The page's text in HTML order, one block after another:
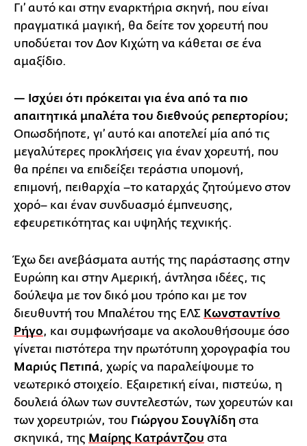
Γι’ αυτό και στην εναρκτήρια σκηνή, που είναι
πραγματικά μαγική, θα δείτε τον χορευτή που
υποδύεται τον Δον Κιχώτη να κάθεται σε ένα
αμαξίδιο.
— Ισχύει ότι πρόκειται για ένα από τα πιο
απαιτητικά μπαλέτα του διεθνούς ρεπερτορίου;
Οπωσδήποτε, γι’ αυτό και αποτελεί μία από τις
μεγαλύτερες προκλήσεις για έναν χορευτή, που
θα πρέπει να επιδείξει τεράστια υπομονή,
επιμονή, πειθαρχία –το καταρχάς ζητούμενο στον
χορό– και έναν συνδυασμό έμπνευσης,
εφευρετικότητας και υψηλής τεχνικής.
Έχω δει ανεβάσματα αυτής της παράστασης στην
Ευρώπη και στην Αμερική, άντλησα ιδέες, τις
δούλεψα με τον δικό μου τρόπο και με τον
διευθυντή του Μπαλέτου της ΕΛΣ Κωνσταντίνο
Ρήγο, και συμφωνήσαμε να ακολουθήσουμε όσο
γίνεται πιστότερα την πρωτότυπη χορογραφία του
Μαριύς Πετιπά, χωρίς να παραλείψουμε το
νεωτερικό στοιχείο. Εξαιρετική είναι, πιστεύω, η
δουλειά όλων των συντελεστών, των χορευτών και
των χορευτριών, του Γιώργου Σουγλίδη στα
σκηνικά, της Μαίρης Κατράντζου στα